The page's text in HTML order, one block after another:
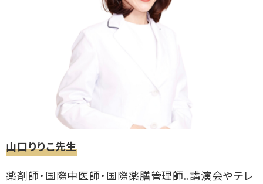
山口りりこ先生
薬剤師・国際中医師・国際薬膳管理師。講演会やテレ